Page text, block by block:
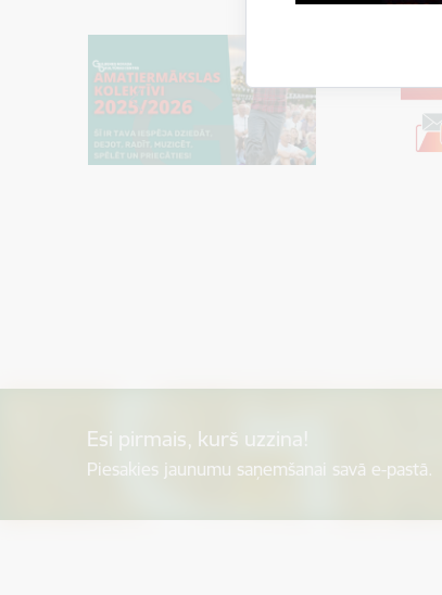
Esi pirmais, kurš uzzina!
Piesakies jaunumu saņemšanai savā e-pastā.